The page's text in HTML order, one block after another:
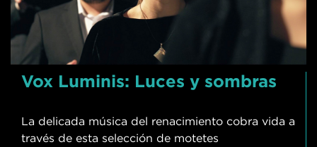
Vox Luminis: Luces y sombras
La delicada música del renacimiento cobra vida a
través de esta selección de motetes